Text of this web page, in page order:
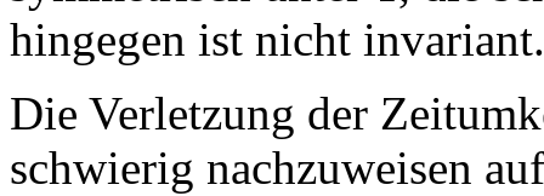
hingegen ist nicht invariant.
Die Verletzung der
schwierig nachzuweisen